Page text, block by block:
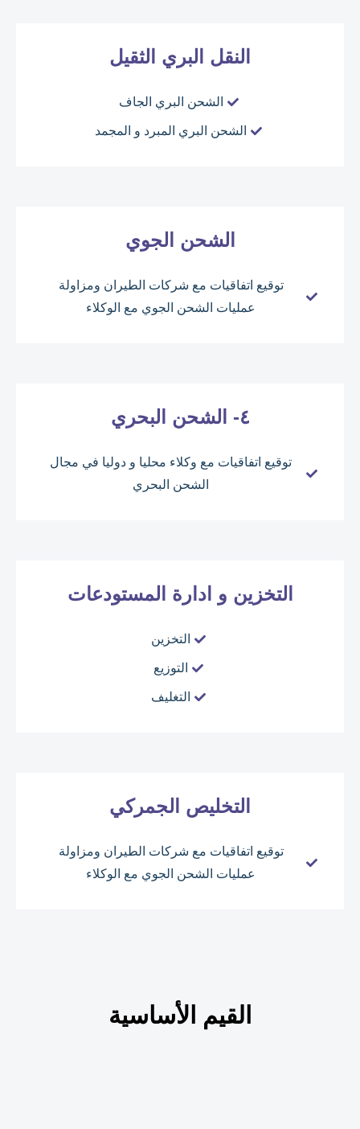
النقل البري الثقيل
الشحن البري الجاف
الشحن البري المبرد و المجمد
الشحن الجوي
توقيع اتفاقيات مع شركات الطيران ومزاولة
عمليات الشحن الجوي مع الوكلاء
توقيع اتفاقيات مع وكلاء محليا و دوليا في مجال
الشحن البحري
التخزين و ادارة المستودعات
التخزين
التوزيع
التغليف
التخليص الجمركي
توقيع اتفاقيات مع شركات الطيران ومزاولة
عمليات الشحن الجوي مع الوكلاء
القيم الأساسية